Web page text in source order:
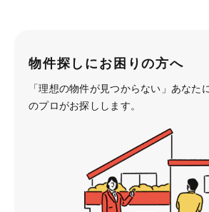
物件探しにお困りの方へ
「理想の物件が見つからない」あなた
のプロがお探しします。